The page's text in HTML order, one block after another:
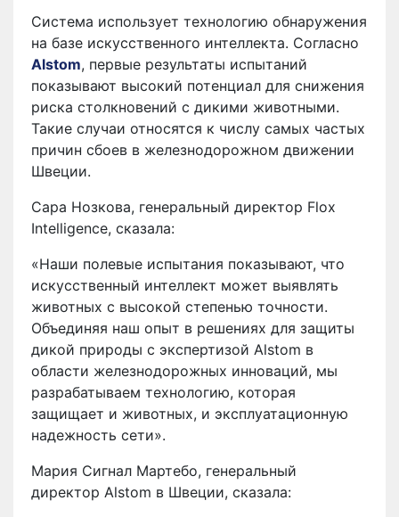
Система использует технологию обнаружения
на базе искусственного интеллекта. Согласно
Alstom, первые результаты испытаний
показывают высокий потенциал для снижения
риска столкновений с дикими животными.
Такие случаи относятся к числу самых частых
причин сбоев в железнодорожном движении
Швеции.
Сара Нозкова, генеральный директор Flox
Intelligence, сказала:
«Наши полевые испытания показывают, что
искусственный интеллект может выявлять
животных с высокой степенью точности.
Объединяя наш опыт в решениях для защиты
дикой природы с экспертизой Alstom в
области железнодорожных инноваций, мы
разрабатываем технологию, которая
защищает и животных, и эксплуатационную
надежность сети».
Мария Сигнал Мартебо, генеральный
директор Alstom в Швеции, сказала: